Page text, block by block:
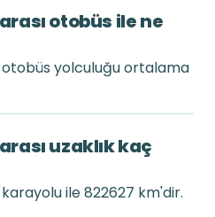
otobüs ile ne
yolculuğu ortalama
uzaklık kaç
ile 822627 km'dir.